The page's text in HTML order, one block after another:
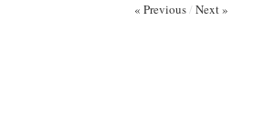
« Previous/ Next »